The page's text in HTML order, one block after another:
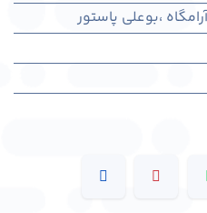
،بوعلی پاستور